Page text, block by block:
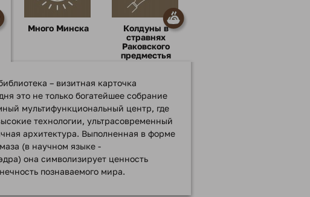
Много Минска
Колдуны в
стравнях
Раковского
предместья
– визитная карточка
это не только богатейшее собрание
мультифункциональный центр, где
технологии, ультрасовременный
архитектура. Выполненная в форме
(в научном языке -
она символизирует ценность
познаваемого мира.